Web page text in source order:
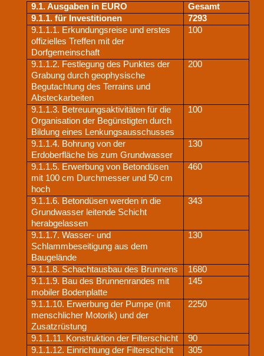
9.1. Ausgaben in EURO
Gesamt
9.1.1. für Investitionen
7293
9.1.1.1. Erkundungsreise und erstes
offizielles Treffen mit der
Dorfgemeinschaft
100
9.1.1.2. Festlegung des Punktes der
Grabung durch geophysische
Begutachtung des Terrains und
Absteckarbeiten
200
9.1.1.3. Betreuungsaktivitäten für die
Organisation der Begünstigten durch
Bildung eines Lenkungsausschusses
100
9.1.1.4. Bohrung von der
Erdoberfläche bis zum Grundwasser
130
9.1.1.5. Erwerbung von Betondüsen
mit 100 cm Durchmesser und 50 cm
hoch
460
9.1.1.6. Betondüsen werden in die
Grundwasser leitende Schicht
herabgelassen
343
9.1.1.7. Wasser- und
Schlammbeseitigung aus dem
Baugelände
130
9.1.1.8. Schachtausbau des Brunnens
1680
9.1.1.9. Bau des Brunnenrandes mit
mobiler Bodenplatte
145
9.1.1.10. Erwerbung der Pumpe (mit
menschlicher Motorik) und der
Zusatzrüstung
2250
9.1.1.11. Konstruktion der Filterschicht
90
9.1.1.12. Einrichtung der Filterschicht
305